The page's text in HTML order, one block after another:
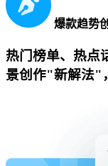
爆款趋势
热门榜单、热点
景创作"新解法"